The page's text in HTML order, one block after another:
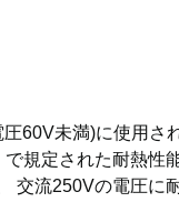
60V未満)に使用さ
規定された耐熱性
交流250Vの電圧に